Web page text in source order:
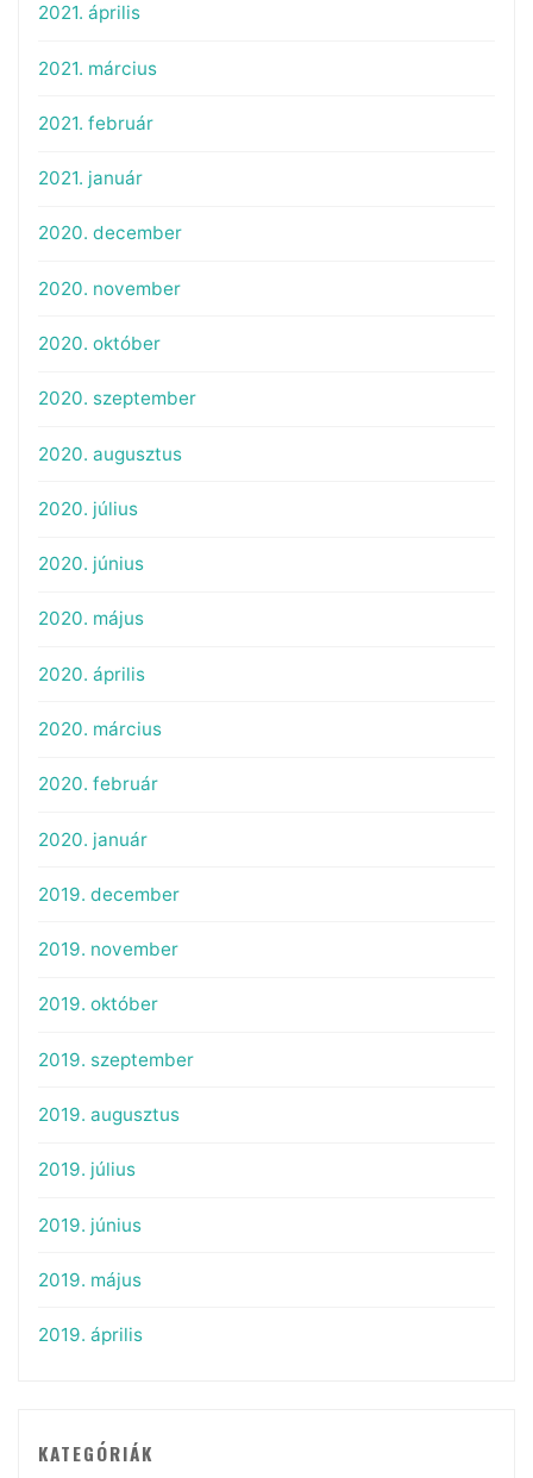
2021. április
2021. március
2021. február
2021. január
2020. december
2020. november
2020. október
2020. szeptember
2020. augusztus
2020. július
2020. június
2020. május
2020. április
2020. március
2020. február
2020. január
2019. december
2019. november
2019. október
2019. szeptember
2019. augusztus
2019. július
2019. június
2019. május
2019. április
KATEGÓRIÁK